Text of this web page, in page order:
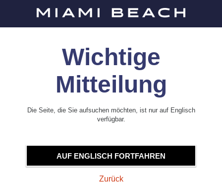
Wichtige
Mitteilung
Die Seite, die Sie aufsuchen möchten, ist nur auf Englisch
verfügbar.
AUF ENGLISCH FORTFAHREN
Zurück